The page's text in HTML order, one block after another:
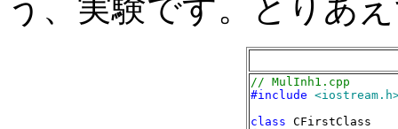
う、実験です。とりあ
// MulInh1.cpp
#include
class CFirstClass